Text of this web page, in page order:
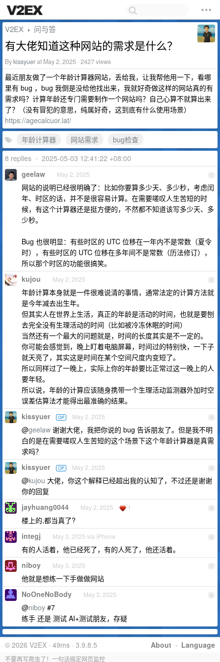
V2EX › 问与答
有大佬知道这种网站的需求是什么？
Bykissyuerat May 2, 2025 · 2427 views
最近朋友做了一个年龄计算器网站，丢给我，让我帮他用一下，看哪
里有 bug ，bug 我倒是没给他找出来，我就好奇做这样的网站真的有
需求吗？计算年龄还专门需要制作一个网站吗？自己心算不就算出来
了？（没有冒犯的意思，纯属好奇，这到底有什么使用场景）
https://agecalcuor.lat/
年龄计算器
网站需求
bug检查
8 replies • 2025-05-03 12:41:22 +08:00
1
geelaw May 2, 2025
网站的说明已经很明确了：比如你要算多少天、多少秒，考虑闰
年、时区的话，并不是很容易计算。在需要嗟叹人生苦短的时
候，有这个计算器还是挺方便的，不然都不知道该写多少天、多
少秒。
Bug 也很明显：有些时区的 UTC 位移在一年内不是常数（夏令
时），有些时区的 UTC 位移在多年间不是常数（历法修订），
所以那个时区的功能很搞笑。
2
kujou May 2, 2025
年龄计算本身就是一件很难说清的事情，通常法定的计算方法就
是今年减去出生年。
但其实人在世界上生活，真正的年龄是活动的时间，也就是要刨
去完全没有生理活动的时间（比如被冷冻休眠的时间）
当然还有一个最大的问题就是，时间的长度其实是不一定的。
你可能会感觉到，晚上盯着电脑屏幕，时间过的特别快，一下子
就天亮了，其实这是时间在某个空间尺度内变短了。
所以同样过了一晚上，实际上你的年龄要比正常过这一晚上的人
要年轻。
所以说，年龄的计算应该随身携带一个生理活动监测器外加时空
误差估算法才能得出最准确的结果。
3
kissyuer OP May 2, 2025
@geelaw 谢谢大佬，我把你说的 bug 告诉朋友了。但是我不明
白的是在需要嗟叹人生苦短的这个场景下这个年龄计算器是真需
求吗？
4
kissyuer OP May 2, 2025
@kujou 大佬，你这个解释已经超出我的认知了，不过还是谢谢
你的回复
5
jayhuang0044 May 2, 2025 1
楼上的,都当真了?
6
integj May 3, 2025 via iPhone
有的人活着，他已经死了，有的人死了，他还活着。
7
niboy May 3, 2025
他就是想练一下手做做网站
8
NoOneNoBody May 3, 2025
@niboy #7
练手 还是 测试 AI+测试朋友，存疑
About · Language
© 2026 V2EX · 49ms · 3.9.8.5
不要再写爬虫了！一句话搞定网页监控